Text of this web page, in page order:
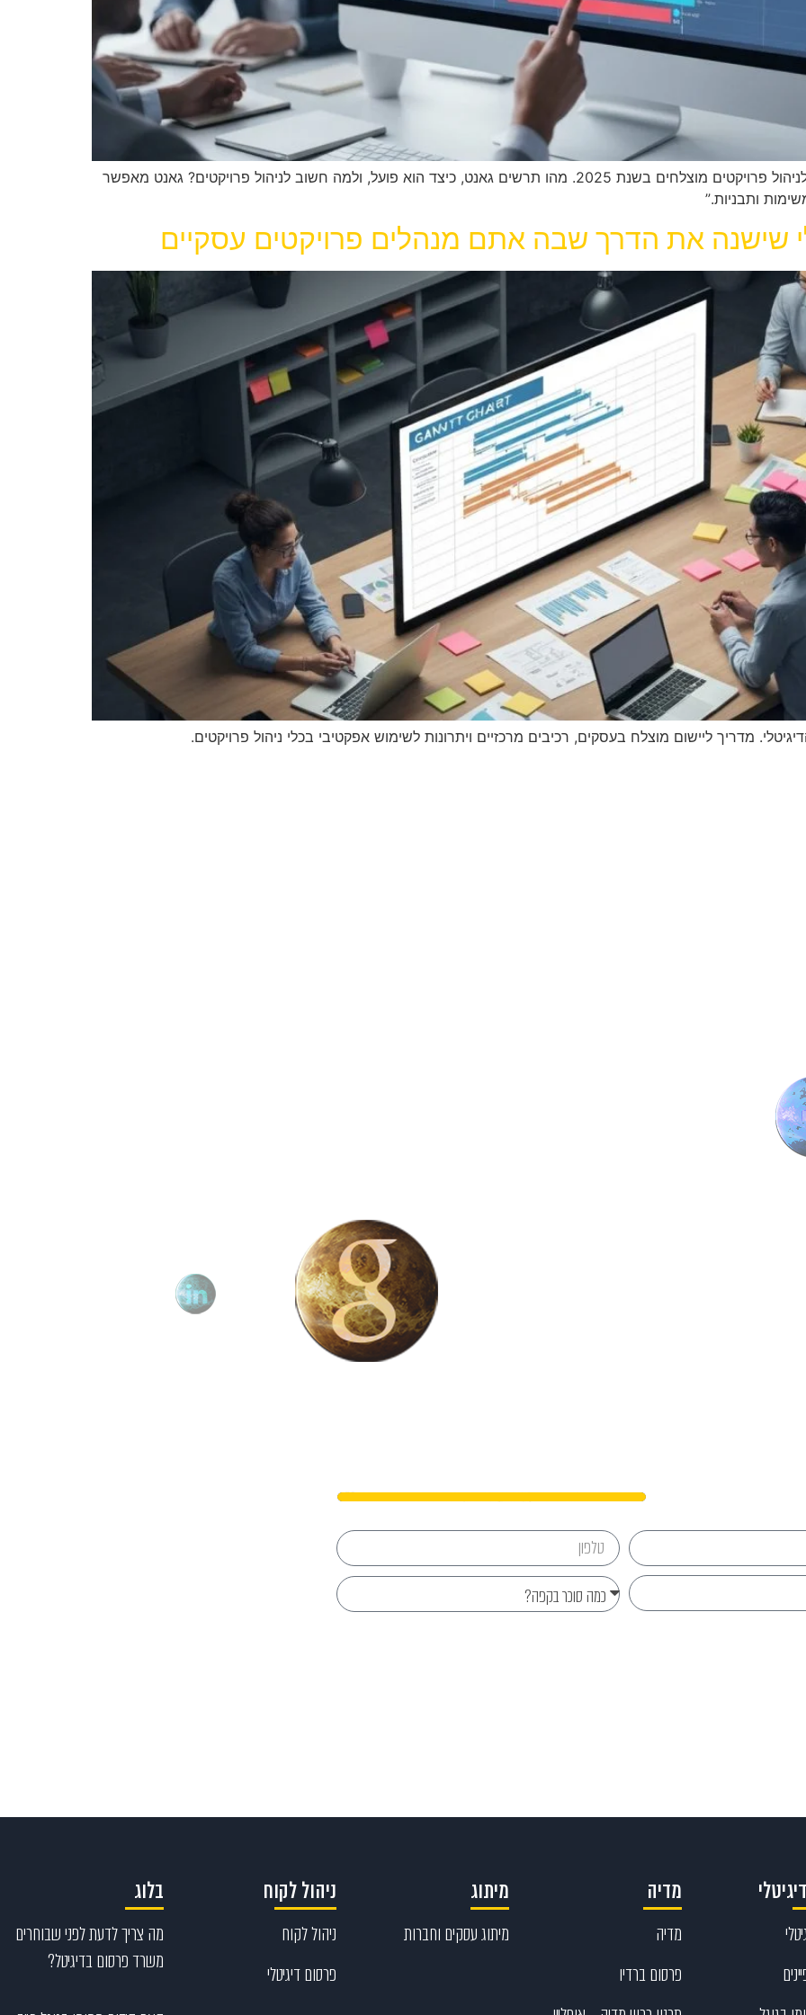
ה-Meta Description: “תרשים גאנט – הכלי החיוני לניהול פרויקטים מוצלחים בשנת 2025. מהו תרשים גאנט, כיצד הוא פועל, ולמה חשוב לניהול פרויקטים? גאנט מאפשר
ותבניות.”
שישנה את הדרך שבה אתם מנהלים פרויקטים עסקיים
מדריך ליישום מוצלח בעסקים, רכיבים מרכזיים ויתרונות לשימוש אפקטיבי בכלי ניהול פרויקטים.
מדיה
מדיה
פרסום ברדיו
מיתוג
מיתוג עסקים וחברות
ניהול לקוח
ניהול לקוח
פרסום דיגיטלי
בלוג
מה צריך לדעת לפני שבוחרים
משרד פרסום בדיגיטל?